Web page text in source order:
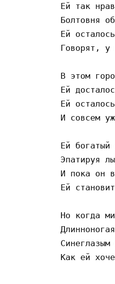
Ей так
Болтовня
Ей
Говорят, у
В этом
Ей
Ей
И совсем
Ей богатый
Эпатируя
И пока он
Ей
Но когда